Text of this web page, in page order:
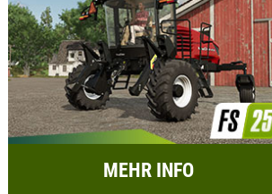
MEHR INFO